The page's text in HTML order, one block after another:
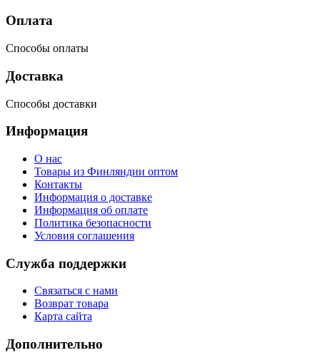
Оплата
Способы оплаты
Доставка
Способы доставки
Информация
О нас
Товары из Финляндии оптом
Контакты
Информация о доставке
Информация об оплате
Политика безопасности
Условия соглашения
Служба поддержки
Связаться с нами
Возврат товара
Карта сайта
Дополнительно